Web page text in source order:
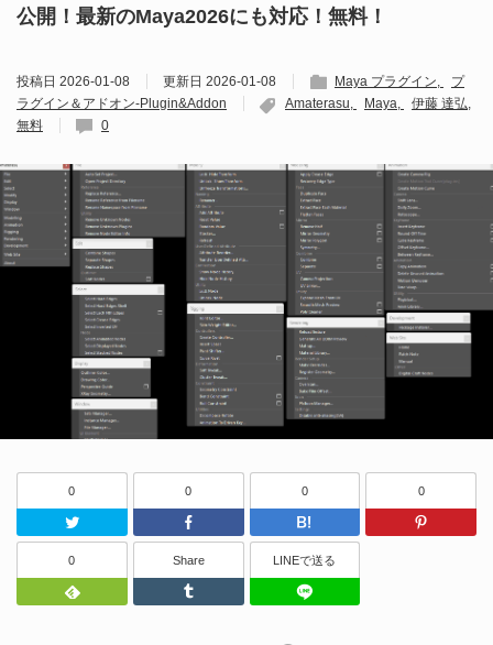
公開！最新のMaya2026にも対応！無料！
投稿日 2026-01-08 更新日 2026-01-08 Maya プラグイン
プ
ラグイン＆アドオン-Plugin&Addon
Amaterasu Maya
伊藤 達弘
無料
0
0
Twitter
0
Facebook
0
はてなブッ
0
0
Feedly
Share
Tumblr
LINEで送る